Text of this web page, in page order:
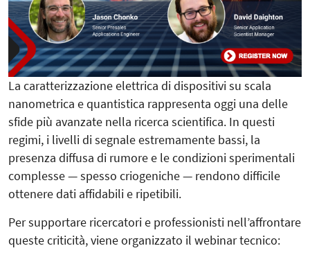
La caratterizzazione elettrica di dispositivi su scala
nanometrica e quantistica rappresenta oggi una delle
sfide più avanzate nella ricerca scientifica. In questi
regimi, i livelli di segnale estremamente bassi, la
presenza diffusa di rumore e le condizioni sperimentali
complesse — spesso criogeniche — rendono difficile
ottenere dati affidabili e ripetibili.
Per supportare ricercatori e professionisti nell’affrontare
queste criticità, viene organizzato il webinar tecnico: